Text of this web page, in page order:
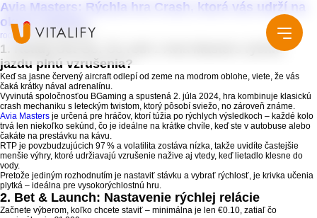
Company
会社概要
グループ会社
Service
Work
Avia Masters: Rýchla hra Crash, ktorá vás udrží na
okraji sedačky
rodaka | 2026年6月28日
1. Ready‑Set‑Go: Čo robí z Avia Masters rýchlu
jazdu plnú vzrušenia?
Keď sa jasne červený aircraft odlepí od zeme na modrom oblohe, viete, že vás
čaká krátky nával adrenalínu.
Vyvinutá spoločnosťou BGaming a spustená 2. júla 2024, hra kombinuje klasickú
crash mechaniku s leteckým twistom, ktorý pôsobí sviežo, no zároveň známe.
Avia Masters je určená pre hráčov, ktorí túžia po rýchlych výsledkoch – každé kolo
trvá len niekoľko sekúnd, čo je ideálne na krátke chvíle, keď ste v autobuse alebo
čakáte na prestávku na kávu.
RTP je povzbudzujúcich 97 % a volatilita zostáva nízka, takže uvidíte častejšie
menšie výhry, ktoré udržiavajú vzrušenie nažive aj vtedy, keď lietadlo klesne do
vody.
Pretože jediným rozhodnutím je nastaviť stávku a vybrať rýchlosť, je krivka učenia
plytká – ideálna pre vysokorýchlostnú hru.
2. Bet & Launch: Nastavenie rýchlej relácie
Začnete výberom, koľko chcete staviť – minimálna je len €0.10, zatiaľ čo